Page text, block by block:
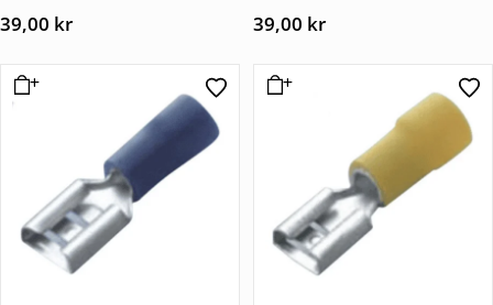
39,00 kr 39,00 kr